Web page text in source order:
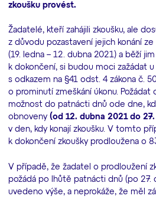
zkoušku provést.
Žadatelé, kteří zahájili zkoušku, ale
z důvodu pozastavení jejich konání
(19. ledna – 12. dubna 2021) a běží
k dokončení, si budou moci zažádat
s odkazem na §41 odst. 4 zákona č.
o prominutí zmeškání úkonu.
možnost do patnácti dnů ode dne,
obnoveny(od 12. dubna 2021 do
v den, kdy konají zkoušku. V tomto
k dokončení zkoušky prodloužena o
V případě, že žadatel o prodloužení
požádá po lhůtě patnácti dnů (po 27.
uvedeno výše, a neprokáže, že měl